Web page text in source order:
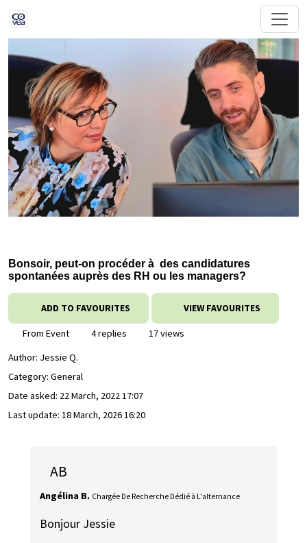
Bonsoir, peut-on procéder à des candidatures
spontanées auprès des RH ou les managers?
ADD TO FAVOURITES VIEW FAVOURITES
From Event 4 replies
17 views
Author: Jessie Q.
Category: General
Date asked: 22 March, 2022 17:07
Last update: 18 March, 2026 16:20
AB
Angélina B. Chargée De Recherche Dédié à L'alternance
Bonjour Jessie